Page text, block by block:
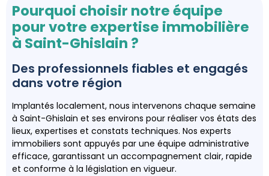
Pourquoi choisir notre équipe
pour votre expertise immobilière
à Saint-Ghislain ?
Des professionnels fiables et engagés
dans votre région
Implantés localement, nous intervenons chaque semaine
à Saint-Ghislain et ses environs pour réaliser vos états des
lieux, expertises et constats techniques. Nos experts
immobiliers sont appuyés par une équipe administrative
efficace, garantissant un accompagnement clair, rapide
et conforme à la législation en vigueur.